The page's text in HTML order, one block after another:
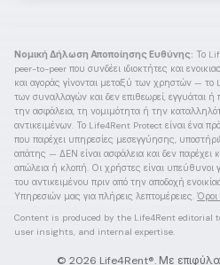
Νομική Δήλωση Αποποίησης Ευθύνης: Το
peer-to-peer που συνδέει ιδιοκτήτες και
και αγοράς γίνονται μεταξύ των χρηστών —
των συναλλαγών και δεν επιθεωρεί, εγγυάται
την ασφάλεια, τη νομιμότητα ή την
αντικειμένων. Το Life4Rent Protect είναι ένα
που παρέχει υπηρεσίες μεσεγγύησης,
απάτης — ΔΕΝ είναι ασφάλεια και δεν
απώλεια ή κλοπή. Οι χρήστες είναι
του αντικειμένου πριν από την αποδοχή
Υπηρεσιών μας για πλήρεις λεπτομέρειες.
Content is produced by the Life4Rent editorial
user insights, and internal expertise.
© 2026 Life4Rent®. Με